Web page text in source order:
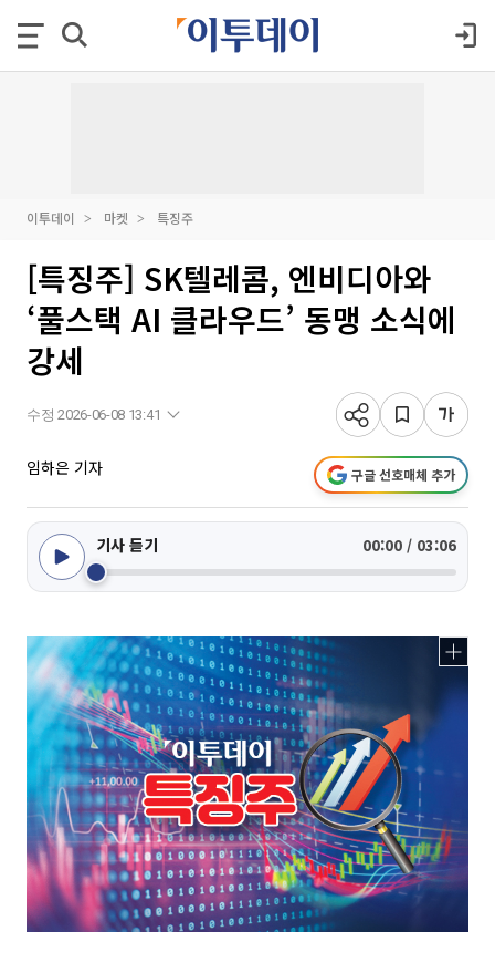
이투데이 마켓 특징주
[특징주] SK텔레콤, 엔비디아와
‘풀스택 AI 클라우드’ 동맹 소식에
강세
수정 2026-06-08 13:41
임하은 기자 구글 선호매체 추가
기사 듣기 00:00 / 03:06